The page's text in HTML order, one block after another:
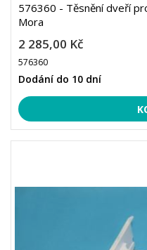
576360 - Těsnění dveří
Mora
2 285,00 Kč
576360
Dodání do 10 dní